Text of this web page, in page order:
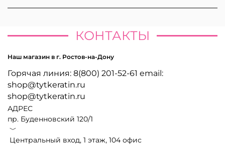
КОНТАКТЫ
Наш магазин в г. Ростов-на-Дону
Горячая линия: 8(800) 201-52-61 email:
shop@tytkeratin.ru
shop@tytkeratin.ru
АДРЕС
пр. Буденновский 120/1
﹀
Центральный вход, 1 этаж, 104 офис